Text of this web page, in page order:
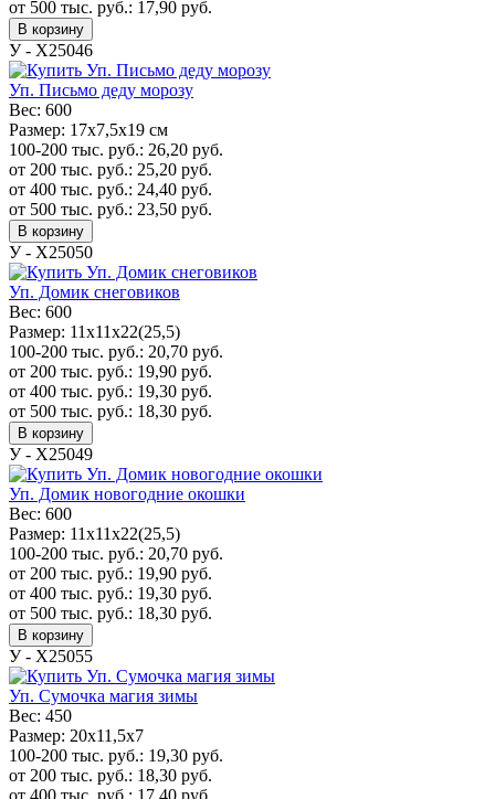
от 500 тыс. руб.: 17,90 руб.
В корзину
У - Х25046
Уп. Письмо деду морозу
Вес: 600
Размер: 17x7,5x19 см
100-200 тыс. руб.: 26,20 руб.
от 200 тыс. руб.: 25,20 руб.
от 400 тыс. руб.: 24,40 руб.
от 500 тыс. руб.: 23,50 руб.
В корзину
У - Х25050
Уп. Домик снеговиков
Вес: 600
Размер: 11х11х22(25,5)
100-200 тыс. руб.: 20,70 руб.
от 200 тыс. руб.: 19,90 руб.
от 400 тыс. руб.: 19,30 руб.
от 500 тыс. руб.: 18,30 руб.
В корзину
У - Х25049
Уп. Домик новогодние окошки
Вес: 600
Размер: 11х11х22(25,5)
100-200 тыс. руб.: 20,70 руб.
от 200 тыс. руб.: 19,90 руб.
от 400 тыс. руб.: 19,30 руб.
от 500 тыс. руб.: 18,30 руб.
В корзину
У - Х25055
Уп. Сумочка магия зимы
Вес: 450
Размер: 20x11,5x7
100-200 тыс. руб.: 19,30 руб.
от 200 тыс. руб.: 18,30 руб.
от 400 тыс. руб.: 17,40 руб.